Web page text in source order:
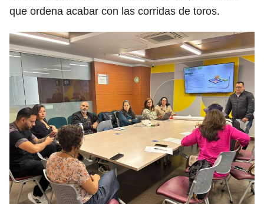
que ordena acabar con las corridas de toros.